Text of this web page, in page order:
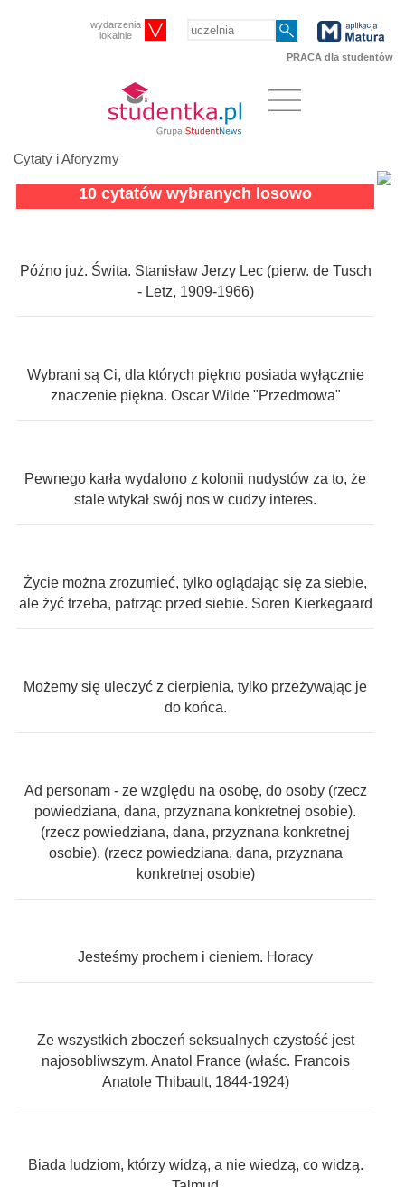
wydarzenia
lokalnie
PRACA dla studentów
Cytaty i Aforyzmy
10 cytatów wybranych losowo
Późno już. Świta. Stanisław Jerzy Lec (pierw. de Tusch
- Letz, 1909-1966)
Wybrani są Ci, dla których piękno posiada wyłącznie
znaczenie piękna. Oscar Wilde "Przedmowa"
Pewnego karła wydalono z kolonii nudystów za to, że
stale wtykał swój nos w cudzy interes.
Życie można zrozumieć, tylko oglądając się za siebie,
ale żyć trzeba, patrząc przed siebie. Soren Kierkegaard
Możemy się uleczyć z cierpienia, tylko przeżywając je
do końca.
Ad personam - ze względu na osobę, do osoby (rzecz
powiedziana, dana, przyznana konkretnej osobie).
(rzecz powiedziana, dana, przyznana konkretnej
osobie). (rzecz powiedziana, dana, przyznana
konkretnej osobie)
Jesteśmy prochem i cieniem. Horacy
Ze wszystkich zboczeń seksualnych czystość jest
najosobliwszym. Anatol France (właśc. Francois
Anatole Thibault, 1844-1924)
Biada ludziom, którzy widzą, a nie wiedzą, co widzą.